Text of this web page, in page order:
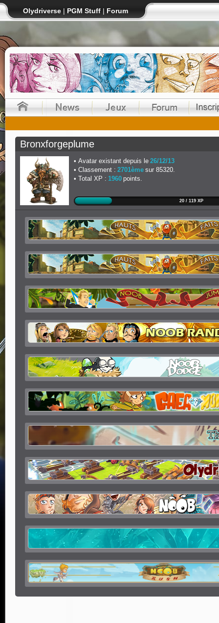
Olydriverse | PGM Stuff | Forum
Bronxforgeplume
Avatar existant depuis le 26/12/13
Classement : 2701ème sur 85320.
Total XP : 1960 points.
20 / 119 XP